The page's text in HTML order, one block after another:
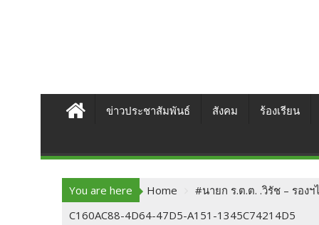
ข่าวประชาสัมพันธ์ สังคม ร้องเรียน
You are here Home
#นายก ร.ต.ต. .วิรัช – รอง
C160AC88-4D64-47D5-A151-1345C74214D5